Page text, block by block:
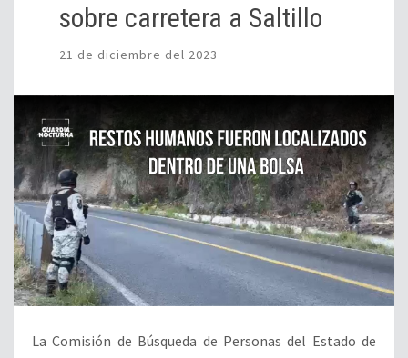
sobre carretera a Saltillo
21 de diciembre del 2023
La Comisión de Búsqueda de Personas del Estado de